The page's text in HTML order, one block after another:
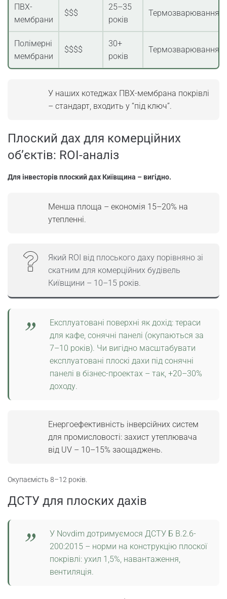
ПВХ-
мембрани
$$$
25–35
років
Термозварювання
Полімерні
мембрани
$$$$
30+
років
Термозварювання
У наших котеджах ПВХ-мембрана покрівлі
– стандарт, входить у “під ключ”.
Плоский дах для комерційних
об’єктів: ROI-аналіз
Для інвесторів плоский дах Київщина – вигідно.
Менша площа – економія 15–20% на
утепленні.
Який ROI від плоського даху порівняно зі
скатним для комерційних будівель
Київщини – 10–15 років.
Експлуатовані поверхні як дохід: тераси
для кафе, сонячні панелі (окупаються за
7–10 років). Чи вигідно масштабувати
експлуатовані плоскі дахи під сонячні
панелі в бізнес-проектах – так, +20–30%
доходу.
Енергоефективність інверсійних систем
для промисловості: захист утеплювача
від UV – 10–15% заощаджень.
Окупаємість 8–12 років.
ДСТУ для плоских дахів
У Novdim дотримуємося ДСТУ Б В.2.6-
200:2015 – норми на конструкцію плоскої
покрівлі: ухил 1,5%, навантаження,
вентиляція.